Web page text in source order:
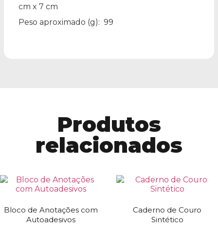
cm x 7 cm
Peso aproximado (g): 99
Produtos
relacionados
Bloco de Anotações com
Autoadesivos
Caderno de Couro
Sintético